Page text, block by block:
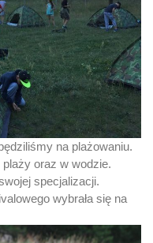
na plażowaniu.
oraz w wodzie.
specjalizacji.
wybrała się na